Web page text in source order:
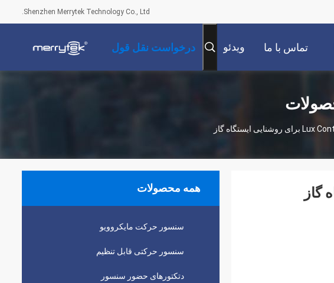
Shenzhen Merrytek Technology Co., Ltd.
تماس با ما ویدئو درخواست نقل قول
همه محصولات
سنسور حرکت مایکروویو
سنسور حرکتی قابل تنظیم
دتکتورهای حضور سنسور